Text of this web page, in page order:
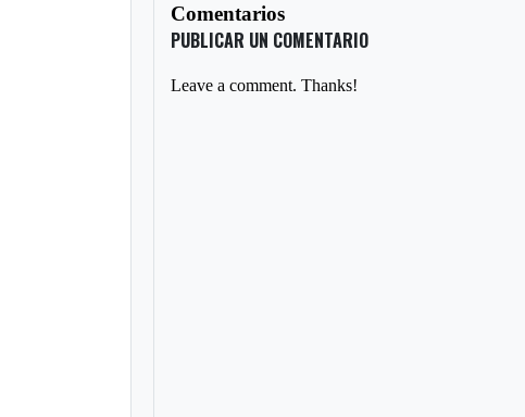
Comentarios
PUBLICAR UN COMENTARIO
Leave a comment. Thanks!